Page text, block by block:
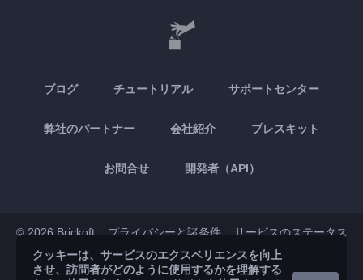
ブログ チュートリアル サポートセンター
弊社のパートナー 会社紹介 プレスキット
お問合せ 開発者（API）
© 2026 Brickoft プライバシーと諸条件 サービスのステータス
App Store Google Play
クッキーは、サービスのエクスペリエンスを向上
させ、訪問者がどのように使用するかを理解する